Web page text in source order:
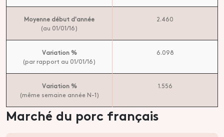
Moyenne début d'année
(au 01/01/16)
2.460
Variation %
(par rapport au 01/01/16)
6.098
Variation %
(même semaine année N-1)
1.556
Marché du porc français